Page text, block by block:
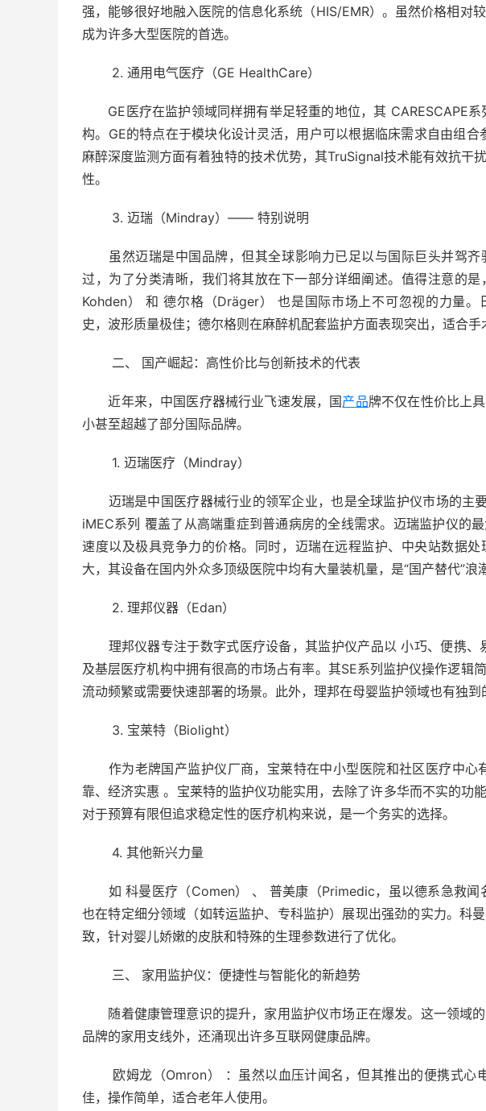
强，能够很好地融入医院的信息化系统（HIS/EMR）。虽然价格相对
成为许多大型医院的首选。
2. 通用电气医疗（GE HealthCare）
GE医疗在监护领域同样拥有举足轻重的地位，其 CARESCAPE系
构。GE的特点在于模块化设计灵活，用户可以根据临床需求自由组
麻醉深度监测方面有着独特的技术优势，其TruSignal技术能有效抗干
性。
3. 迈瑞（Mindray）—— 特别说明
虽然迈瑞是中国品牌，但其全球影响力已足以与国际巨头并驾齐
过，为了分类清晰，我们将其放在下一部分详细阐述。值得注意的
Kohden） 和 德尔格（Dräger） 也是国际市场上不可忽视的力量。
史，波形质量极佳；德尔格则在麻醉机配套监护方面表现突出，适合手
二、 国产崛起：高性价比与创新技术的代表
近年来，中国医疗器械行业飞速发展，国产品牌不仅在性价比上
小甚至超越了部分国际品牌。
1. 迈瑞医疗（Mindray）
迈瑞是中国医疗器械行业的领军企业，也是全球监护仪市场的主
iMEC系列 覆盖了从高端重症到普通病房的全线需求。迈瑞监护仪的
速度以及极具竞争力的价格。同时，迈瑞在远程监护、中央站数据
大，其设备在国内外众多顶级医院中均有大量装机量，是“国产替代”浪
2. 理邦仪器（Edan）
理邦仪器专注于数字式医疗设备，其监护仪产品以 小巧、便携、
及基层医疗机构中拥有很高的市场占有率。其SE系列监护仪操作逻辑
流动频繁或需要快速部署的场景。此外，理邦在母婴监护领域也有独到
3. 宝莱特（Biolight）
作为老牌国产监护仪厂商，宝莱特在中小型医院和社区医疗中心
靠、经济实惠 。宝莱特的监护仪功能实用，去除了许多华而不实的功
对于预算有限但追求稳定性的医疗机构来说，是一个务实的选择。
4. 其他新兴力量
如 科曼医疗（Comen） 、 普美康（Primedic，虽以德系急救闻
也在特定细分领域（如转运监护、专科监护）展现出强劲的实力。科
致，针对婴儿娇嫩的皮肤和特殊的生理参数进行了优化。
三、 家用监护仪：便捷性与智能化的新趋势
随着健康管理意识的提升，家用监护仪市场正在爆发。这一领域
品牌的家用支线外，还涌现出许多互联网健康品牌。
欧姆龙（Omron） ：虽然以血压计闻名，但其推出的便携式心
佳，操作简单，适合老年人使用。